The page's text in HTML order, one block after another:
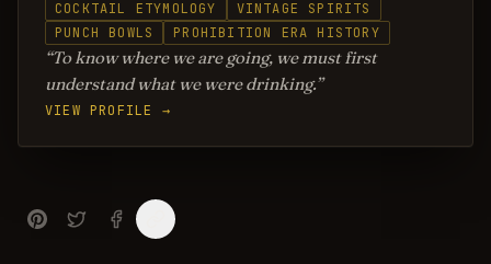
COCKTAIL ETYMOLOGY
VINTAGE SPIRITS
PUNCH BOWLS
PROHIBITION ERA HISTORY
To know where we are going, we must first
understand what we were drinking.
VIEW PROFILE →